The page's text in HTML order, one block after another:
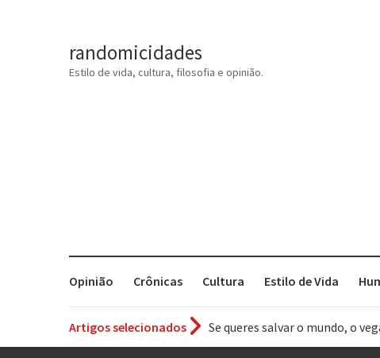
randomicidades
Estilo de vida, cultura, filosofia e opinião.
Opinião Crônicas Cultura Estilo de Vida
Artigos selecionados
Tem que filmar isso daí